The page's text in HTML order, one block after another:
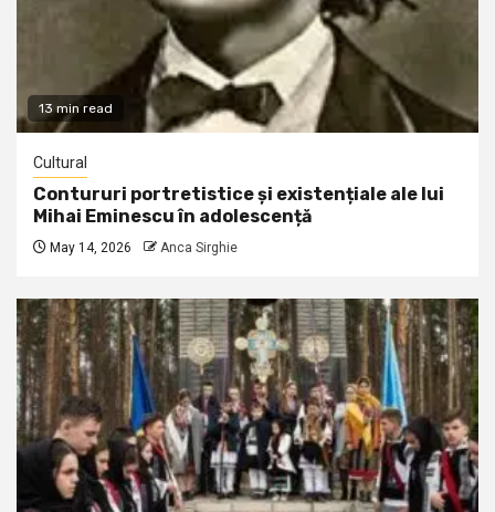
13 min read
Cultural
Contururi portretistice și existențiale ale lui
Mihai Eminescu în adolescență
May 14, 2026 Anca Sirghie